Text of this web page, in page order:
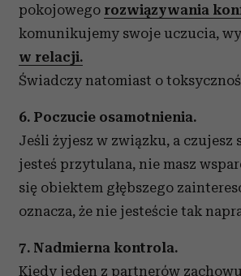
pokojowego rozwiązywania
komunikujemy swoje uczucia,
w relacji.
Świadczy natomiast o
6. Poczucie osamotnienia.
Jeśli żyjesz w związku, a czujesz
jesteś przytulana, nie masz
się obiektem głębszego
oznacza, że nie jesteście tak
7. Nadmierna kontrola.
Kiedy jeden z partnerów